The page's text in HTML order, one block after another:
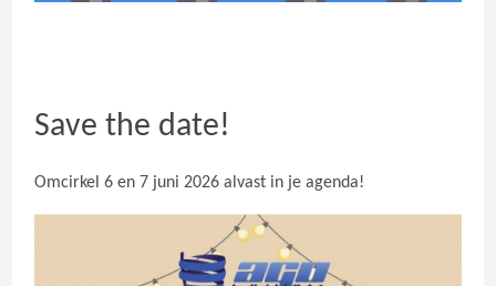
Save the date!
Omcirkel 6 en 7 juni 2026 alvast in je agenda!